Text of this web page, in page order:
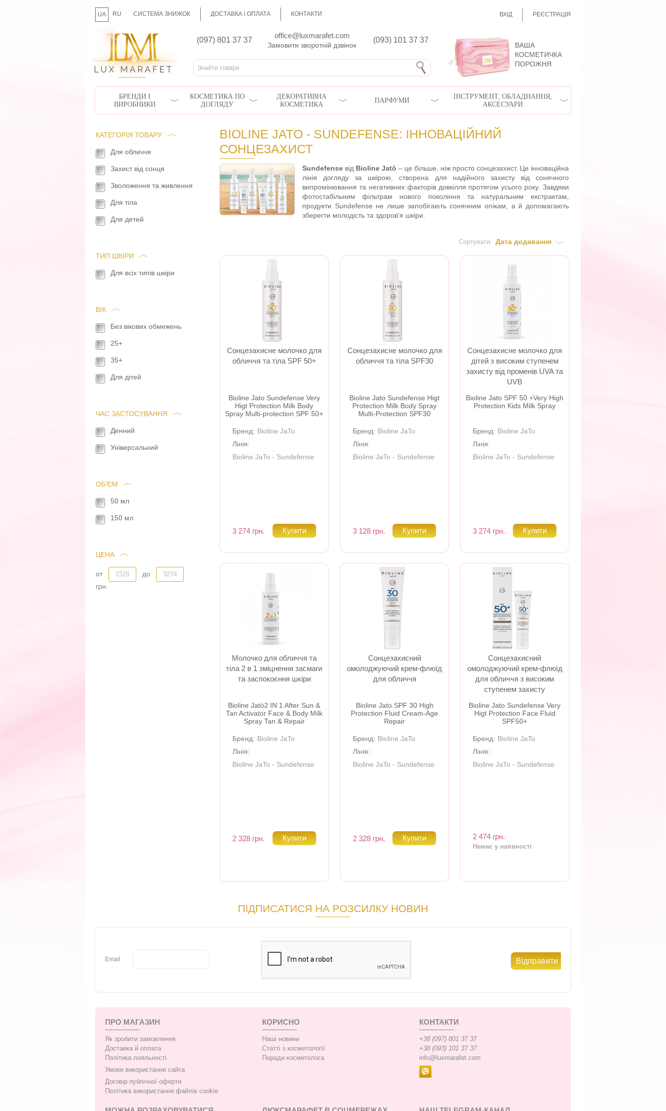
UA RU СИСТЕМА ЗНИЖОК ДОСТАВКА І ОПЛАТА КОНТАКТИ ВХІД РЕЄСТРАЦІЯ
(097) 801 37 37
office@luxmarafet.com
(093) 101 37 37
Замовити зворотній дзвінок
ВАША
КОСМЕТИЧКА
ПОРОЖНЯ
БРЕНДИ І
ВИРОБНИКИ
КОСМЕТИКА ПО
ДОГЛЯДУ
ДЕКОРАТИВНА
КОСМЕТИКА
ПАРФУМИ
ІНСТРУМЕНТ, ОБЛАДНАННЯ,
АКСЕСУАРИ
КАТЕГОРІЯ ТОВАРУ
Для обличчя
Захист від сонця
Зволоження та живлення
Для тіла
Для детей
ТИП ШКІРИ
Для всіх типів шкіри
ВІК
Без вікових обмежень
25+
35+
Для дітей
ЧАС ЗАСТОСУВАННЯ
Денний
Універсальний
ОБ'ЄМ
50 мл
150 мл
ЦЕНА
от
до
грн.
BIOLINE JATO - SUNDEFENSE: ІННОВАЦІЙНИЙ
СОНЦЕЗАХИСТ
Sundefense від Bioline Jatò – це більше, ніж просто сонцезахист. Це інноваційна
лінія догляду за шкірою, створена для надійного захисту від сонячного
випромінювання та негативних факторів довкілля протягом усього року. Завдяки
фотостабільним фільтрам нового покоління та натуральним екстрактам,
продукти Sundefense не лише запобігають сонячним опікам, а й допомагають
зберегти молодість та здоров'я шкіри.
Сортувати: Дата додавання
Сонцезахисне молочко для
обличчя та тіла SPF 50+
Bioline Jato Sundefense Very
Higt Protection Milk Body
Spray Multi-protection SPF 50+
Бренд: Bioline JaTo
Лінія:
Bioline JaTo - Sundefense
3 274 грн.
Сонцезахисне молочко для
обличчя та тіла SPF30
Bioline Jato Sundefense Higt
Protection Milk Body Spray
Multi-Protection SPF30
Бренд: Bioline JaTo
Лінія:
Bioline JaTo - Sundefense
3 128 грн.
Сонцезахисне молочко для
дітей з високим ступенем
захисту від променів UVA та
UVB
Bioline Jato SPF 50 +Very High
Protection Kids Milk Spray
Бренд: Bioline JaTo
Лінія:
Bioline JaTo - Sundefense
3 274 грн.
Молочко для обличчя та
тіла 2 в 1 зміцнення засмаги
та заспокоєння шкіри
Bioline Jatò2 IN 1 After Sun &
Tan Activator Face & Body Milk
Spray Tan & Repair
Бренд: Bioline JaTo
Лінія:
Bioline JaTo - Sundefense
2 328 грн.
Сонцезахисний
омолоджуючий крем-флюїд
для обличчя
Bioline Jato SPF 30 High
Protection Fluid Cream-Age
Repair
Бренд: Bioline JaTo
Лінія:
Bioline JaTo - Sundefense
2 328 грн.
Сонцезахисний
омолоджуючий крем-флюїд
для обличчя з високим
ступенем захисту
Bioline Jato Sundefense Very
Higt Protection Face Fluid
SPF50+
Бренд: Bioline JaTo
Лінія:
Bioline JaTo - Sundefense
2 474 грн.
Немає у наявності
ПІДПИСАТИСЯ НА РОЗСИЛКУ НОВИН
Email
ПРО МАГАЗИН
Як зробити замовлення
Доставка й оплата
Політика лояльності
Умови використання сайта
Договір публічної оферти
Політика використання файлів cookie
КОРИСНО
Наші новини
Статті з косметології
Поради косметолога
КОНТАКТИ
+38 (097) 801 37 37
+38 (093) 101 37 37
info@luxmarafet.com